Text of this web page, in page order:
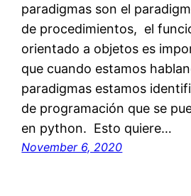
paradigmas son el
de procedimientos, el
orientado a objetos es
que cuando estamos
paradigmas estamos
de programación que se
en python. Esto quiere…
November 6, 2020